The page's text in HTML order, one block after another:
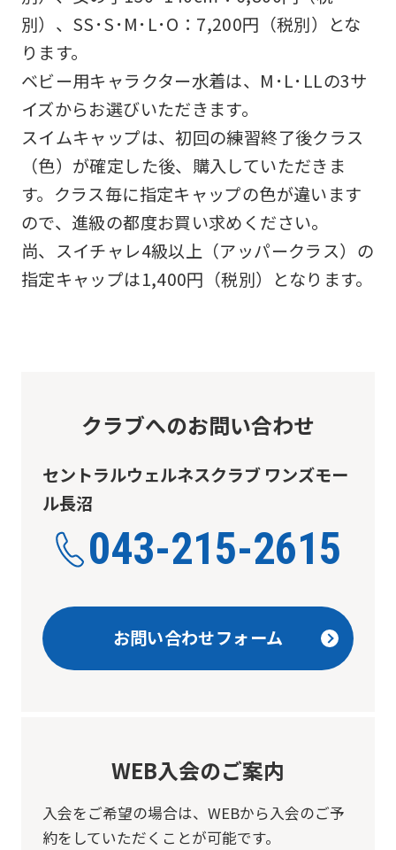
別）、SS･S･M･L･O：7,200円（税別）とな
ります。
ベビー用キャラクター水着は、M･L･LLの3サ
イズからお選びいただきます。
スイムキャップは、初回の練習終了後クラス
（色）が確定した後、購入していただきま
す。クラス毎に指定キャップの色が違います
ので、進級の都度お買い求めください。
尚、スイチャレ4級以上（アッパークラス）の
指定キャップは1,400円（税別）となります。
クラブへのお問い合わせ
セントラルウェルネスクラブ ワンズモー
ル長沼
043-215-2615
お問い合わせフォーム
WEB入会のご案内
入会をご希望の場合は、 WEBから入会のご予
約をしていただくことが可能です。